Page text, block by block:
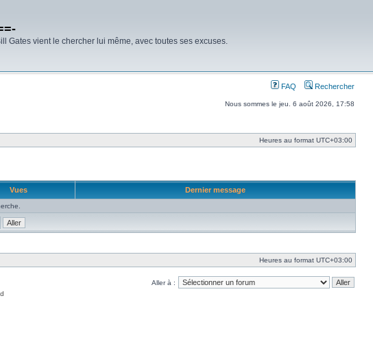
Gates vient le chercher lui même, avec toutes ses excuses.
FAQ Rechercher
Nous sommes le jeu. 6 août 2026, 17:58
Heures au format UTC+03:00
Vues Dernier message
Heures au format UTC+03:00
Aller à :